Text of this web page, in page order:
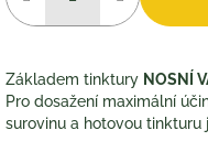
Základem tinktury NOSNÍ
Pro dosažení maximální
surovinu a hotovou tinkturu